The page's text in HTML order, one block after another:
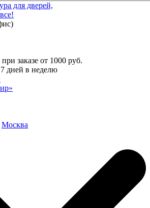
для дверей,
при заказе от 1000 руб.
7 дней в неделю
Москва